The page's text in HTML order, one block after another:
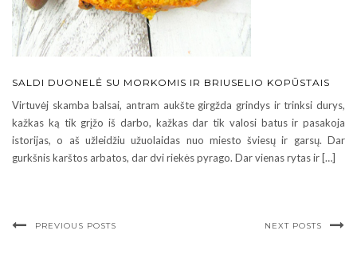
SALDI DUONELĖ SU MORKOMIS IR BRIUSELIO KOPŪSTAIS
Virtuvėj skamba balsai, antram aukšte girgžda grindys ir trinksi durys,
kažkas ką tik grįžo iš darbo, kažkas dar tik valosi batus ir pasakoja
istorijas, o aš užleidžiu užuolaidas nuo miesto šviesų ir garsų. Dar
gurkšnis karštos arbatos, dar dvi riekės pyrago. Dar vienas rytas ir […]
PREVIOUS POSTS NEXT POSTS